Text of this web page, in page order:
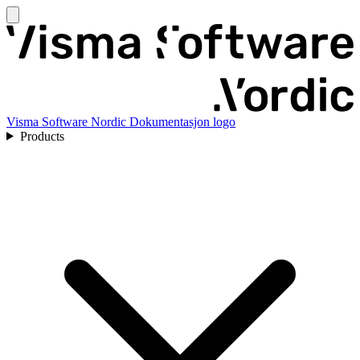
Visma Software Nordic Dokumentasjon logo
Products